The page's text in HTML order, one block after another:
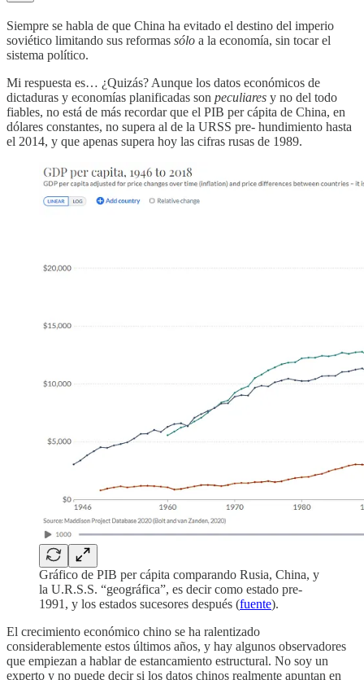
Siempre se habla de que China ha evitado el destino del imperio
soviético limitando sus reformas sólo a la economía, sin tocar el
sistema político.
Mi respuesta es… ¿Quizás? Aunque los datos económicos de
dictaduras y economías planificadas son peculiares y no del todo
fiables, no está de más recordar que el PIB per cápita de China, en
dólares constantes, no supera al de la URSS pre- hundimiento hasta
el 2014, y que apenas supera hoy las cifras rusas de 1989.
Gráfico de PIB per cápita comparando Rusia, China, y
la U.R.S.S. “geográfica”, es decir como estado pre-
1991, y los estados sucesores después (fuente).
El crecimiento económico chino se ha ralentizado
considerablemente estos últimos años, y hay algunos observadores
que empiezan a hablar de estancamiento estructural. No soy un
experto y no puede decir si los datos chinos realmente apuntan en